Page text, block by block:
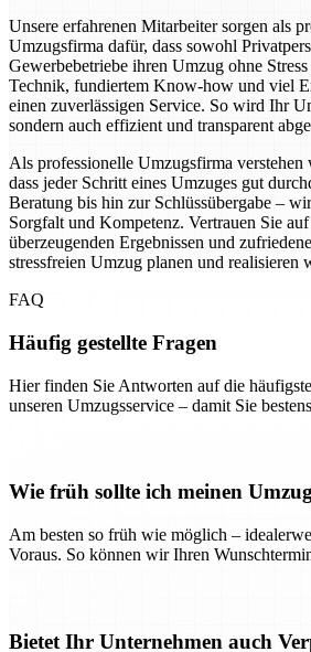
Unsere erfahrenen Mitarbeiter sorgen als
Umzugsfirma dafür, dass sowohl
Gewerbebetriebe ihren Umzug ohne
Technik, fundiertem Know-how und viel
einen zuverlässigen Service. So wird Ihr
sondern auch effizient und transparent
Als professionelle Umzugsfirma
dass jeder Schritt eines Umzuges gut
Beratung bis hin zur Schlüssübergabe –
Sorgfalt und Kompetenz. Vertrauen Sie
überzeugenden Ergebnissen und
stressfreien Umzug planen und realisieren
FAQ
Häufig gestellte Fragen
Hier finden Sie Antworten auf die
unseren Umzugsservice – damit Sie
Wie früh sollte ich meinen
Am besten so früh wie möglich –
Voraus. So können wir Ihren
Bietet Ihr Unternehmen auch